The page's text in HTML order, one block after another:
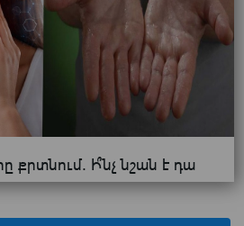
քրտնում. Ի՞նչ նշան է դա